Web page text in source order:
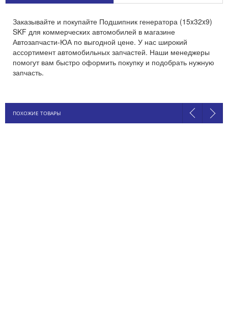
Заказывайте и покупайте Подшипник генератора (15x32x9)
SKF для коммерческих автомобилей в магазине
Автозапчасти-ЮА по выгодной цене. У нас широкий
ассортимент автомобильных запчастей. Наши менеджеры
помогут вам быстро оформить покупку и подобрать нужную
запчасть.
ПОХОЖИЕ ТОВАРЫ